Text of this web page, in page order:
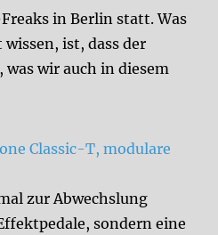
in Berlin statt. Was
ist, dass der
wir auch in diesem
Classic-T, modulare
zur Abwechslung
sondern eine